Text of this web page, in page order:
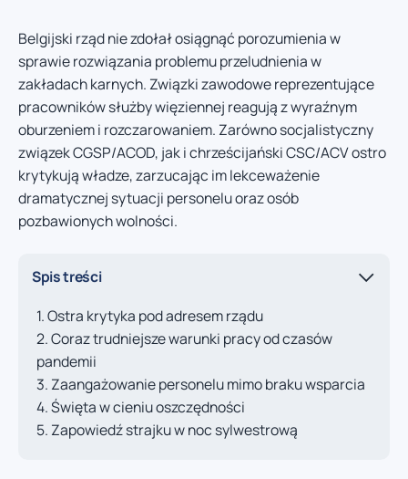
Belgijski rząd nie zdołał osiągnąć porozumienia w
sprawie rozwiązania problemu przeludnienia w
zakładach karnych. Związki zawodowe reprezentujące
pracowników służby więziennej reagują z wyraźnym
oburzeniem i rozczarowaniem. Zarówno socjalistyczny
związek CGSP/ACOD, jak i chrześcijański CSC/ACV ostro
krytykują władze, zarzucając im lekceważenie
dramatycznej sytuacji personelu oraz osób
pozbawionych wolności.
Spis treści
Ostra krytyka pod adresem rządu
Coraz trudniejsze warunki pracy od czasów
pandemii
Zaangażowanie personelu mimo braku wsparcia
Święta w cieniu oszczędności
Zapowiedź strajku w noc sylwestrową